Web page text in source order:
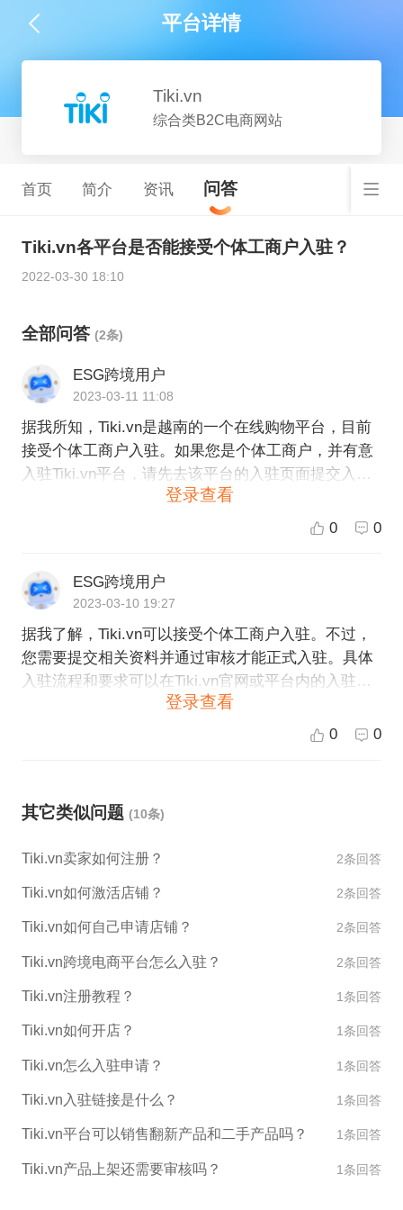
平台详情
Tiki.vn
综合类B2C电商网站
首页 简介 资讯 问答
Tiki.vn各平台是否能接受个体工商户入驻？
2022-03-30 18:10
全部问答 (2条)
ESG跨境用户
2023-03-11 11:08
据我所知，Tiki.vn是越南的一个在线购物平台，目前
接受个体工商户入驻。如果您是个体工商户，并有意
入驻Tiki.vn平台，请先去该平台的入驻页面提交入驻
申请，并按照该平台要求的审核标准和要求，准备好
相关材料和资料进行申请。如果申请被通过，您就可
更详细的入驻流程和相关信息。
登录查看
0 0
ESG跨境用户
2023-03-10 19:27
据我了解，Tiki.vn可以接受个体工商户入驻。不过，
您需要提交相关资料并通过审核才能正式入驻。具体
入驻流程和要求可以在Tiki.vn官网或平台内的入驻页
面上查看。如果您需要更详细的信息或者有其他疑
登录查看
0 0
其它类似问题 (10条)
Tiki.vn卖家如何注册？ 2条回答
Tiki.vn如何激活店铺？ 2条回答
Tiki.vn如何自己申请店铺？ 2条回答
Tiki.vn跨境电商平台怎么入驻？ 2条回答
Tiki.vn注册教程？ 1条回答
Tiki.vn如何开店？ 1条回答
Tiki.vn怎么入驻申请？ 1条回答
Tiki.vn入驻链接是什么？ 1条回答
Tiki.vn平台可以销售翻新产品和二手产品吗？ 1条回答
Tiki.vn产品上架还需要审核吗？ 1条回答